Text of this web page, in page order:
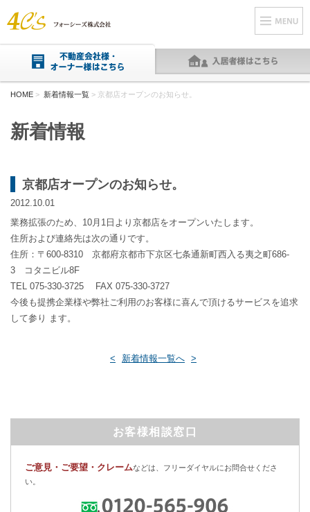
HOME > 新着情報一覧 > 京都店オープンのお知らせ。
新着情報
京都店オープンのお知らせ。
2012.10.01
業務拡張のため、10月1日より京都店をオープンいたします。
住所および連絡先は次の通りです。
住所：〒600-8310 京都府京都市下京区七条通新町西入る夷之町686-
3 コタニビル8F
TEL 075-330-3725 FAX 075-330-3727
今後も提携企業様や弊社ご利用のお客様に喜んで頂けるサービスを追求
して参り ます。
< 新着情報一覧へ >
お客様相談窓口
ご意見・ご要望・クレームなどは、フリーダイヤルにお問合せくださ
い。